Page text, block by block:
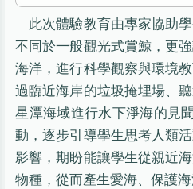
此次體驗教育由專家協助
不同於一般觀光式賞鯨，更
海洋，進行科學觀察與環境
過臨近海岸的垃圾掩埋場、
星潭海域進行水下淨海的見
動，逐步引導學生思考人類
影響，期盼能讓學生從親近
物種，從而產生愛海、保護海